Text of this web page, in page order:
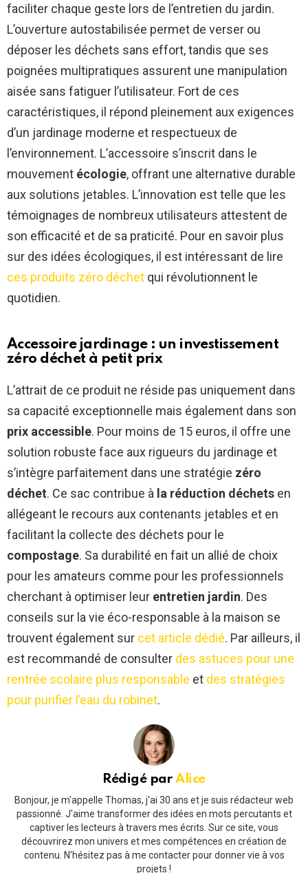
faciliter chaque geste lors de l’entretien du jardin.
L’ouverture autostabilisée permet de verser ou
déposer les déchets sans effort, tandis que ses
poignées multipratiques assurent une manipulation
aisée sans fatiguer l’utilisateur. Fort de ces
caractéristiques, il répond pleinement aux exigences
d’un jardinage moderne et respectueux de
l’environnement. L’accessoire s’inscrit dans le
mouvement écologie, offrant une alternative durable
aux solutions jetables. L’innovation est telle que les
témoignages de nombreux utilisateurs attestent de
son efficacité et de sa praticité. Pour en savoir plus
sur des idées écologiques, il est intéressant de lire
ces produits zéro déchet qui révolutionnent le
quotidien.
Accessoire jardinage : un investissement
zéro déchet à petit prix
L’attrait de ce produit ne réside pas uniquement dans
sa capacité exceptionnelle mais également dans son
prix accessible. Pour moins de 15 euros, il offre une
solution robuste face aux rigueurs du jardinage et
s’intègre parfaitement dans une stratégie zéro
déchet. Ce sac contribue à la réduction déchets en
allégeant le recours aux contenants jetables et en
facilitant la collecte des déchets pour le
compostage. Sa durabilité en fait un allié de choix
pour les amateurs comme pour les professionnels
cherchant à optimiser leur entretien jardin. Des
conseils sur la vie éco-responsable à la maison se
trouvent également sur cet article dédié. Par ailleurs, il
est recommandé de consulter des astuces pour une
rentrée scolaire plus responsable et des stratégies
pour purifier l’eau du robinet.
Rédigé parAlice
Bonjour, je m'appelle Thomas, j'ai 30 ans et je suis rédacteur web
passionné. J'aime transformer des idées en mots percutants et
captiver les lecteurs à travers mes écrits. Sur ce site, vous
découvrirez mon univers et mes compétences en création de
contenu. N'hésitez pas à me contacter pour donner vie à vos
projets !